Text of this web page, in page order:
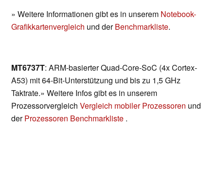
» Weitere Informationen gibt es in unserem Notebook-
Grafikkartenvergleich und derBenchmarkliste.
MT6737T: ARM-basierter Quad-Core-SoC (4x Cortex-
A53) mit 64-Bit-Unterstützung und bis zu 1,5 GHz
Taktrate.» Weitere Infos gibt es in unserem
Prozessorvergleich Vergleich mobiler Prozessoren und
derProzessoren Benchmarkliste .